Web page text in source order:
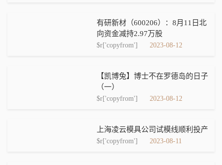
有研新材（600206）：8月11日北
向资金减持2.97万股
$r['copyfrom'] 2023-08-12
【凯博兔】博士不在罗德岛的日子
（一）
$r['copyfrom'] 2023-08-12
上海凌云模具公司试模线顺利投产
$r['copyfrom'] 2023-08-11